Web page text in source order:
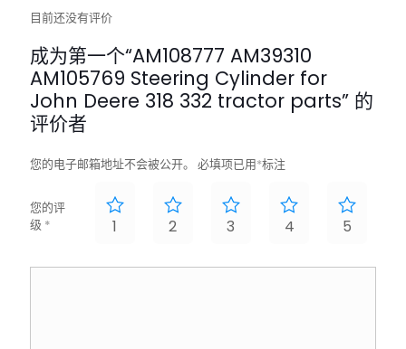
目前还没有评价
成为第一个“AM108777 AM39310
AM105769 Steering Cylinder for
John Deere 318 332 tractor parts” 的
评价者
您的电子邮箱地址不会被公开。 必填项已用*标注
您的评
级 * 1 2 3 4 5